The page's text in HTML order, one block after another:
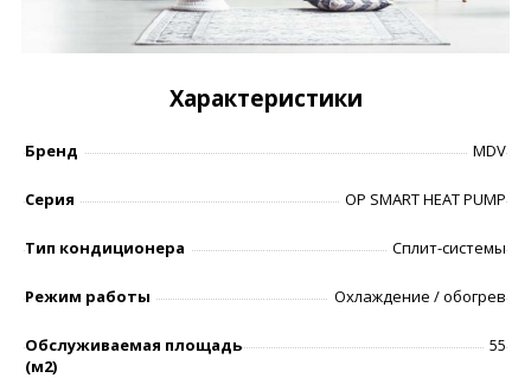
Характеристики
Бренд MDV
Серия OP SMART HEAT PUMP
Тип кондиционера Сплит-системы
Режим работы Охлаждение / обогрев
Обслуживаемая площадь
(м2)
55